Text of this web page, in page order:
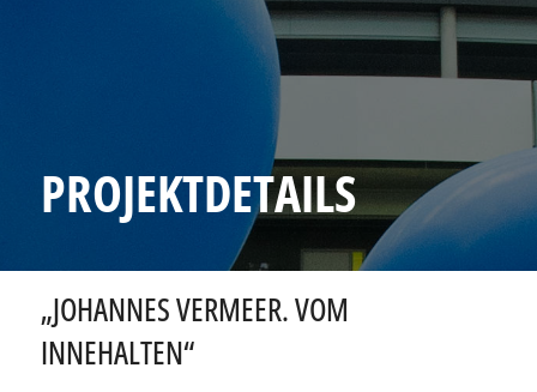
PROJEKTDETAILS
„JOHANNES VERMEER. VOM
INNEHALTEN“